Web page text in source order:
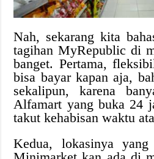
Nah, sekarang kita
tagihan MyRepublic di
banget. Pertama,
bisa bayar kapan aja,
sekalipun, karena
Alfamart yang buka 24
takut kehabisan waktu
Kedua, lokasinya